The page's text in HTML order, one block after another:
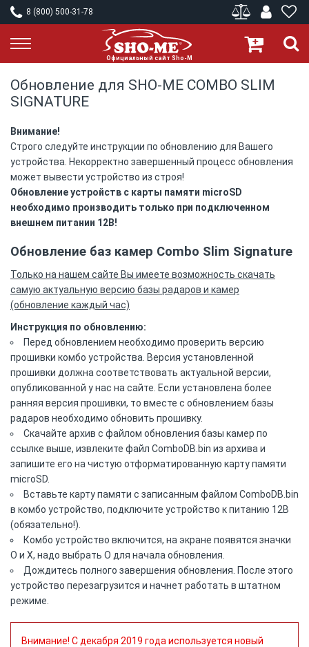
8 (800) 500-31-78
Обновление для SHO-ME COMBO SLIM
SIGNATURE
Внимание!
Строго следуйте инструкции по обновлению для Вашего
устройства. Некорректно завершенный процесс обновления
может вывести устройство из строя!
Обновление устройств с карты памяти microSD
необходимо производить только при подключенном
внешнем питании 12В!
Обновление баз камер Combo Slim Signature
Только на нашем сайте Вы имеете возможность скачать
самую актуальную версию базы радаров и камер
(обновление каждый час)
Инструкция по обновлению:
Перед обновлением необходимо проверить версию
прошивки комбо устройства. Версия установленной
прошивки должна соответствовать актуальной версии,
опубликованной у нас на сайте. Если установлена более
ранняя версия прошивки, то вместе с обновлением базы
радаров необходимо обновить прошивку.
Скачайте архив с файлом обновления базы камер по
ссылке выше, извлеките файл ComboDB.bin из архива и
запишите его на чистую отформатированную карту памяти
microSD.
Вставьте карту памяти с записанным файлом ComboDB.bin
в комбо устройство, подключите устройство к питанию 12В
(обязательно!).
Комбо устройство включится, на экране появятся значки
О и Х, надо выбрать О для начала обновления.
Дождитесь полного завершения обновления. После этого
устройство перезагрузится и начнет работать в штатном
режиме.
Внимание! С декабря 2019 года используется новый